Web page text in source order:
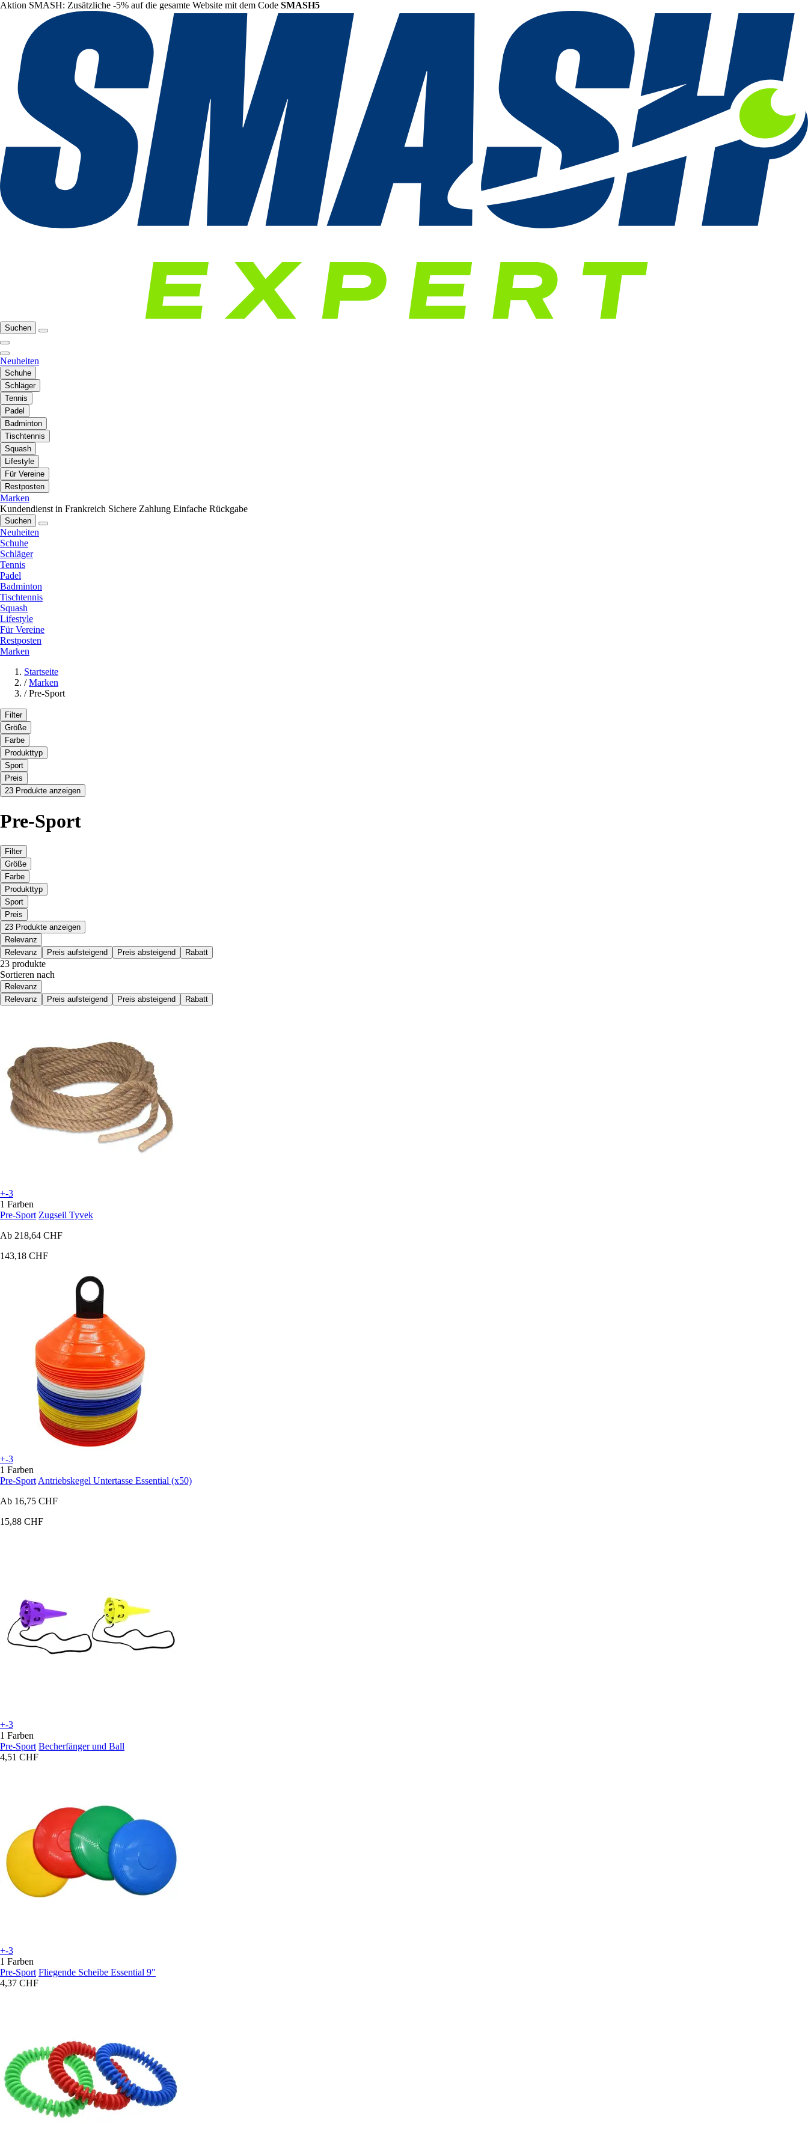
Aktion SMASH: Zusätzliche -5% auf die gesamte Website mit dem Code SMASH5
Suchen
Neuheiten
Schuhe
Schläger
Tennis
Padel
Badminton
Tischtennis
Squash
Lifestyle
Für Vereine
Restposten
Marken
Kundendienst in Frankreich Sichere Zahlung Einfache Rückgabe
Suchen
Neuheiten
Schuhe
Schläger
Tennis
Padel
Badminton
Tischtennis
Squash
Lifestyle
Für Vereine
Restposten
Marken
Startseite
/ Marken
/ Pre-Sport
Filter
Größe
Farbe
Produkttyp
Sport
Preis
23 Produkte anzeigen
Pre-Sport
Filter
Größe
Farbe
Produkttyp
Sport
Preis
23 Produkte anzeigen
Relevanz
Relevanz
Preis aufsteigend Preis absteigend Rabatt
23 produkte
Sortieren nach
Relevanz
Relevanz
Preis aufsteigend Preis absteigend Rabatt
+-3
1 Farben
Pre-Sport Zugseil Tyvek
Ab 218,64 CHF
143,18 CHF
+-3
1 Farben
Pre-Sport Antriebskegel Untertasse Essential (x50)
Ab 16,75 CHF
15,88 CHF
+-3
1 Farben
Pre-Sport Becherfänger und Ball
4,51 CHF
+-3
1 Farben
Pre-Sport Fliegende Scheibe Essential 9"
4,37 CHF